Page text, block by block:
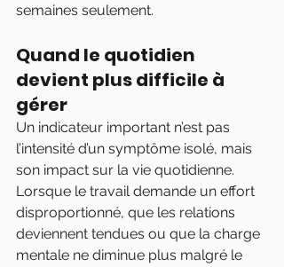
semaines seulement.
Quand le quotidien
devient plus difficile à
gérer
Un indicateur important n’est pas
l’intensité d’un symptôme isolé, mais
son impact sur la vie quotidienne.
Lorsque le travail demande un effort
disproportionné, que les relations
deviennent tendues ou que la charge
mentale ne diminue plus malgré le